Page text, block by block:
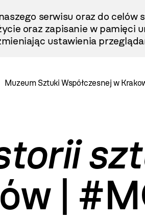
serwisu oraz do celów
oraz zapisanie w pamięci
ustawienia
Muzeum Sztuki Współczesnej w
|